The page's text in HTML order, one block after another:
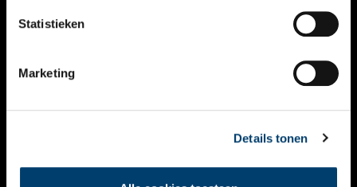
Statistieken
Marketing
Details tonen
THEMA’S
VIDEO’S
CONTACT